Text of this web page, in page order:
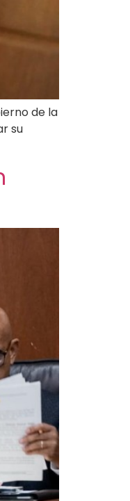
de la
su